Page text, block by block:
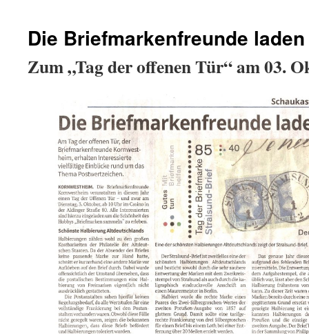
Die Briefmarkenfreunde
Zum „Tag der offenen Tür“ am 03.